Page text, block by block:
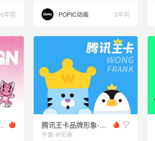
6年前 POPIC动画 3年前
索实验 腾讯王卡品牌形象-WONG&FRANK
平面-IP形象